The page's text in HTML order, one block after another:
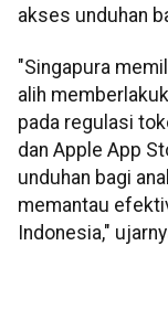
akses unduhan
"Singapura
alih
pada regulasi
dan Apple App
unduhan bagi
memantau
Indonesia,"